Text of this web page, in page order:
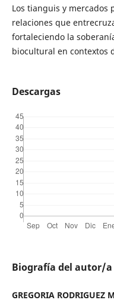
Los tianguis y
relaciones que
fortaleciendo la
biocultural en contextos
Descargas
Biografía del autor/a
GREGORIA RODRIGUEZ